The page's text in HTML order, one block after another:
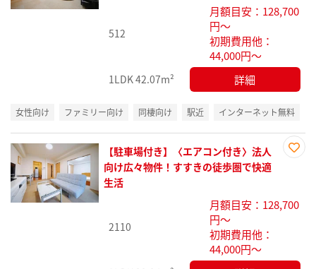
録
512
月額目安：128,700
円～
初期費用他：
44,000円～
1LDK42.07m² 詳細
女性向け ファミリー向け 同棲向け 駅近 インターネット無料
録
【駐車場付き】〈エアコン付き〉法人
向け広々物件！すすきの徒歩圏で快適
生活
2110
月額目安：128,700
円～
初期費用他：
44,000円～